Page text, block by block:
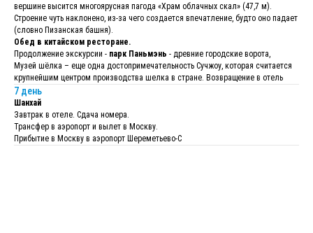
вершине высится многоярусная пагода «Храм облачных скал» (47,7 м).
Строение чуть наклонено, из-за чего создается впечатление, будто оно падает
(словно Пизанская башня).
Обед в китайском ресторане.
Продолжение экскурсии - парк Паньмэнь - древние городские ворота,
Музей шёлка – еще одна достопримечательность Сучжоу, которая считается
крупнейшим центром производства шелка в стране. Возвращение в отель
7 день
Шанхай
Завтрак в отеле. Сдача номера.
Трансфер в аэропорт и вылет в Москву.
Прибытие в Москву в аэропорт Шереметьево-С